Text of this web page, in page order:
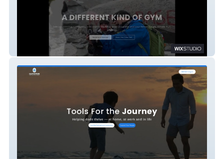
The Fit Shop 2025